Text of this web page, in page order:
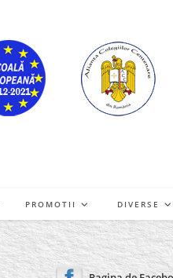
PROMOTII DIVERSE